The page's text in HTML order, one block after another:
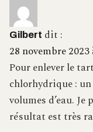
Gilbert dit :
28 novembre 2023
Pour enlever le
chlorhydrique :
volumes d’eau.
résultat est très